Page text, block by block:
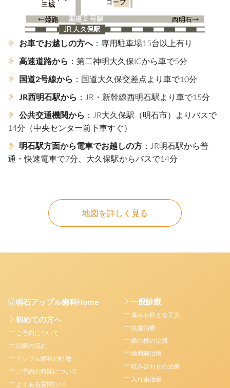
お車でお越しの方へ：専用駐車場15台以上有り
高速道路から ：第二神明大久保ICから車で5分
国道2号線から ：国道大久保交差点より車で10分
JR西明石駅から ：JR・新幹線西明石駅より車で15分
公共交通機関から ：JR大久保駅（明石市）よりバスで
14分（中央センター前下車すぐ）
明石駅方面から電車でお越しの方 ：JR明石駅から普
通・快速電車で7分、大久保駅からバスで14分
地図を詳しく見る
明石アップル歯科Home
初めての方へ
ご予約について
治療の流れ
アップル歯科の特徴
ご予約の時間について
よくある質問Q&A
一般診療
痛みを抑える工夫
虫歯治療
歯の根の治療
歯周病治療
咬み合わせの治療
入れ歯治療